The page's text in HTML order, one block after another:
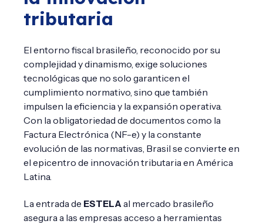
tributaria
El entorno fiscal brasileño, reconocido por su
complejidad y dinamismo, exige soluciones
tecnológicas que no solo garanticen el
cumplimiento normativo, sino que también
impulsen la eficiencia y la expansión operativa.
Con la obligatoriedad de documentos como la
Factura Electrónica (NF-e) y la constante
evolución de las normativas, Brasil se convierte en
el epicentro de innovación tributaria en América
Latina.
La entrada de ESTELA al mercado brasileño
asegura a las empresas acceso a herramientas